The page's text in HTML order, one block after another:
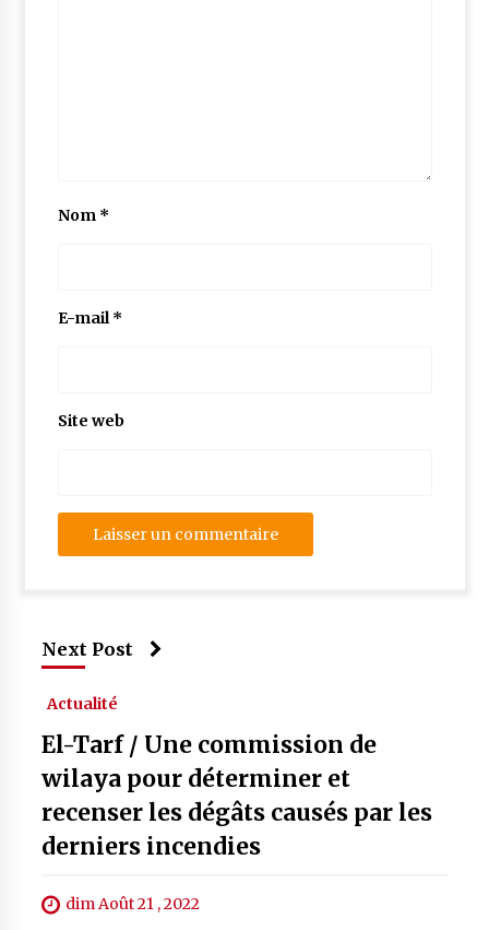
Nom *
E-mail*
Site web
Next Post
Actualité
El-Tarf / Une commission de
wilaya pour déterminer et
recenser les dégâts causés par les
derniers incendies
dim Août 21 , 2022